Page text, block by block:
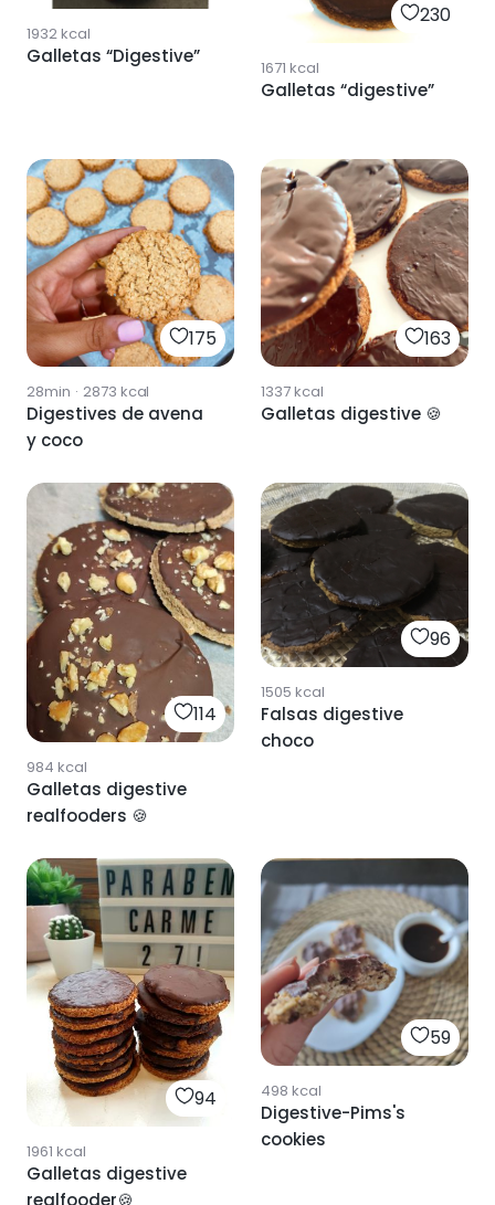
1932kcal
Galletas “Digestive”
230
1671 kcal
Galletas “digestive”
175
28min · 2873 kcal
Digestives de avena
y coco
163
1337kcal
Galletas digestive 🍪
114
984 kcal
Galletas digestive
realfooders 🍪
96
1505 kcal
Falsas digestive
choco
94
1961 kcal
Galletas digestive
realfooder🍪
59
498 kcal
Digestive-Pims's
cookies